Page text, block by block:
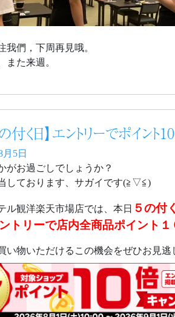
我們，下周再見哦。
また来週。
付く日】エントリーでポイン
月5日
がお過ごしでしょうか？
しております、サガイです(≧▽≦)
ル観洋楽天市場店では、本日 ５の付
トリーで店内全商品ポイント１
い物いただけるこの機会をぜひお見逃